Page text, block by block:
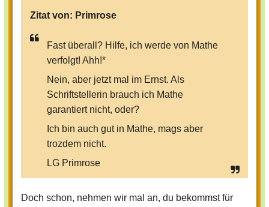
Zitat von: Primrose
Fast überall? Hilfe, ich werde von Mathe
verfolgt! Ahh!*
Nein, aber jetzt mal im Ernst. Als
Schriftstellerin brauch ich Mathe
garantiert nicht, oder?
Ich bin auch gut in Mathe, mags aber
trozdem nicht.
LG Primrose
Doch schon, nehmen wir mal an, du bekommst für